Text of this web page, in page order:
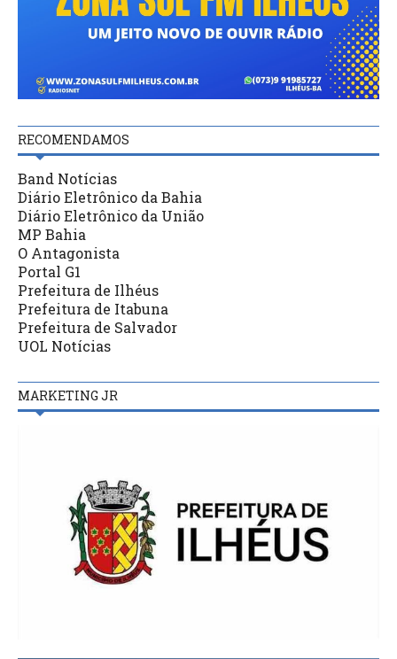
RECOMENDAMOS
Band Notícias
Diário Eletrônico da Bahia
Diário Eletrônico da União
MP Bahia
O Antagonista
Portal G1
Prefeitura de Ilhéus
Prefeitura de Itabuna
Prefeitura de Salvador
UOL Notícias
MARKETING JR